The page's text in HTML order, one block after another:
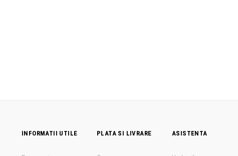
INFORMATII UTILE PLATA SI LIVRARE ASISTENTA